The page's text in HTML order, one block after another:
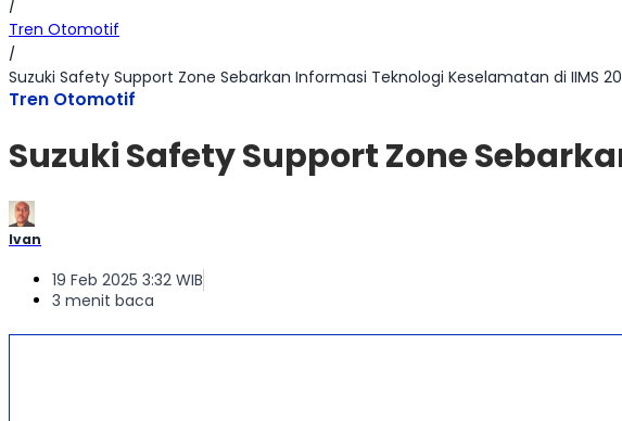
/
Tren Otomotif
/
Suzuki Safety Support Zone Sebarkan Informasi Teknologi Keselamatan di IIMS
Tren Otomotif
Suzuki Safety Support Zone
Ivan
19 Feb 2025 3:32 WIB
3 menit baca